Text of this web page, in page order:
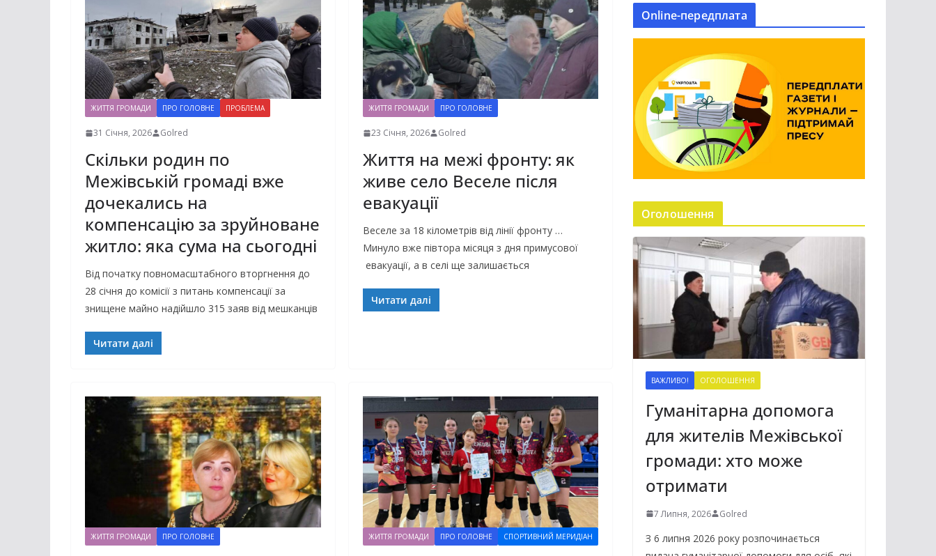
ЖИТТЯ ГРОМАДИ ПРО ГОЛОВНЕ ПРОБЛЕМА
31 Січня, 2026 Golred
Скільки родин по
Межівській громаді вже
дочекались на
компенсацію за зруйноване
житло: яка сума на сьогодні
Від початку повномасштабного вторгнення до
28 січня до комісії з питань компенсації за
знищене майно надійшло 315 заяв від мешканців
Читати далі
ЖИТТЯ ГРОМАДИ ПРО ГОЛОВНЕ
23 Січня, 2026 Golred
Життя на межі фронту: як
живе село Веселе після
евакуації
Веселе за 18 кілометрів від лінії фронту …
Минуло вже півтора місяця з дня примусової
евакуації, а в селі ще залишається
Читати далі
ЖИТТЯ ГРОМАДИ ПРО ГОЛОВНЕ ЖИТТЯ ГРОМАДИ ПРО ГОЛОВНЕ СПОРТИВНИЙ МЕРИДІАН
Online-передплата
Оголошення
ВАЖЛИВО! ОГОЛОШЕННЯ
Гуманітарна допомога
для жителів Межівської
громади: хто може
отримати
7 Липня, 2026 Golred
З 6 липня 2026 року розпочинається